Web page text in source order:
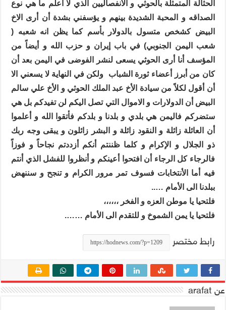
الحثالة المتمثلة بالحوثي و الأنفصاليين الذي لا أعلم ما هي نوع
الصداقه و المحبة الشديدة بينهم و يؤسفني بشدة أن أرى الاخ
البيض كشخص متسول بالدولار بأسم كما يظن انه شعبه (
شعب اليمن الجنوبي) في باب إيران و حزب الله و أيضاً من
المؤسف أنا أرى الحوثي يسعى لنشر الفوضى في اليمن بعد أن
كان من أبرز أعضاء ثورة الشباب
ولكن في النهاية لا يسعني الا
أن أقول لكلاً من سيادة الأخ عبد الملك الحوثي و الأخ علي سالم
البيض أن الدولارات و الاموال التي تصل اليكم لن تفيدكم بل هي
ستضركم فاليمن هي بلدي و بلدنا و بلدكم فأتقوا الله و أعلموا
أن العائلة زائلة و النقود زائلة و البشر زائلون و يبقى وجه ربك
ذو الجلال و الإكرام و كلما ظننتم أنكم أزددتم نجاحاً و فوزاً
فالرجاء كل الرجاء أن افتحوا أعينكم و أنظروا للفشل الذي أنتم
فيه أما الأنتخابات فسوف تمر مرور الكرام و تنجح و سننهض
ببلدنا الى الأمام …..
فلتحيا يا موطن العزه و الفخر ،،،،،،
فلتحيا يا يمن الشموخ و للتقدم الى الأمام …….
رابط مختصر
عن arafat